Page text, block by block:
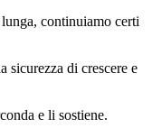
continuiamo certi
di crescere e
e li sostiene.